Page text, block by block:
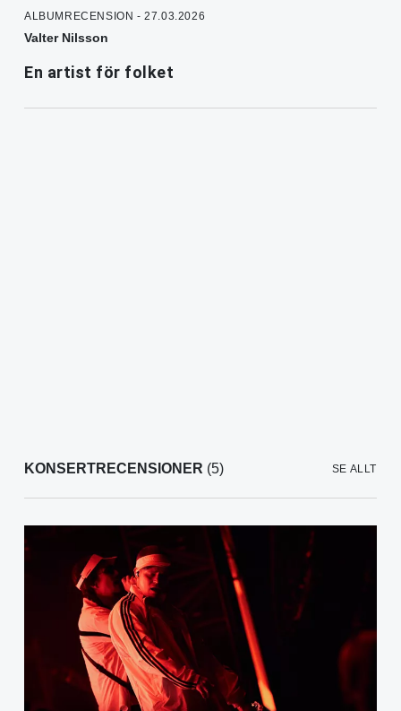
ALBUMRECENSION - 27.03.2026
Valter Nilsson
En artist för folket
KONSERTRECENSIONER (5) SE ALLT